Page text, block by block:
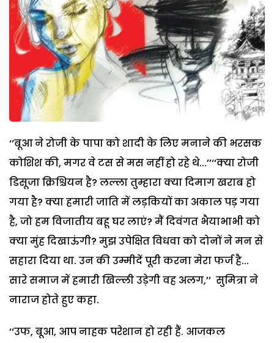
‘‘बूआ ने रोजी के पापा को शादी के लिए मनाने की भरसक
कोशिश की, मगर वे टस से मस नहीं हो रहे थे...’’‘‘क्या रोजी
डिसूजा क्रिश्चियन है? लल्ला तुम्हारा क्या दिमाग खराब हो
गया है? क्या हमारी जाति में लड़कियों का अकाल पड़ गया
है, जो हम विजातीय बहू घर लाएं? मैं दिवंगत भैयाभाभी को
क्या मुंह दिखाऊंगी? मुझ उपेक्षित विधवा को दोनों ने मन से
सहारा दिया था. उन की उम्मीदें पूरी करना मेरा फर्ज है...
सारे समाज में हमारी खिल्ली उड़ेगी वह अलग,’’ सुमित्रा ने
नाराज होते हुए कहा.
‘‘उफ, बूआ, आप नाहक परेशान हो रही हैं. आजकल